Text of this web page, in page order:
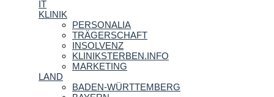
IT
KLINIK
PERSONALIA
TRÄGERSCHAFT
INSOLVENZ
KLINIKSTERBEN.INFO
MARKETING
LAND
BADEN-WÜRTTEMBERG